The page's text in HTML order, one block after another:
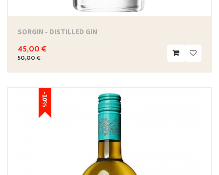
SORGIN - DISTILLED GIN
45,00 €
50,00 €
-10%